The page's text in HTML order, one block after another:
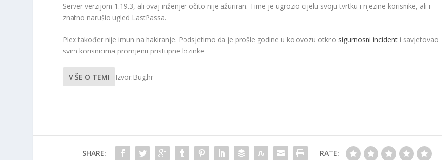
Server verzijom 1.19.3, ali ovaj inženjer očito nije ažuriran. Time je ugrozio cijelu svoju tvrtku i njezine korisnike, ali i
znatno narušio ugled LastPassa.
Plex također nije imun na hakiranje. Podsjetimo da je prošle godine u kolovozu otkrio sigurnosni incident i savjetovao
svim korisnicima promjenu pristupne lozinke.
VIŠE O TEMI Izvor:Bug.hr
SHARE: RATE: